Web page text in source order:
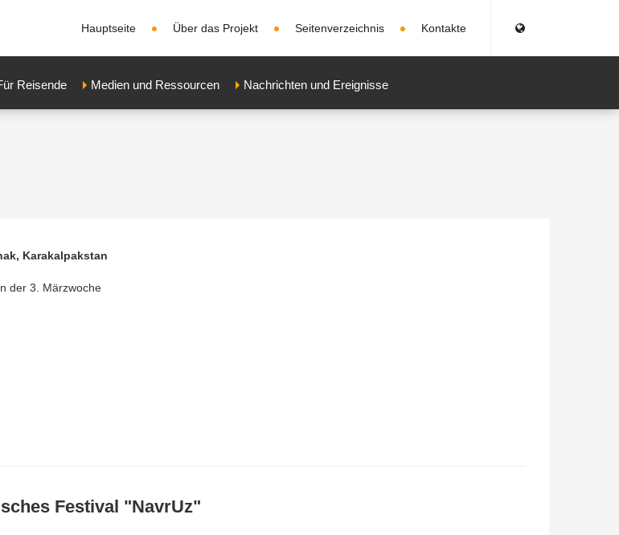
Hauptseite Über das Projekt Seitenverzeichnis Kontakte
Reisende Medien und Ressourcen Nachrichten und Ereignisse
Karakalpakstan
der 3. Märzwoche
Festival "NavrUz"